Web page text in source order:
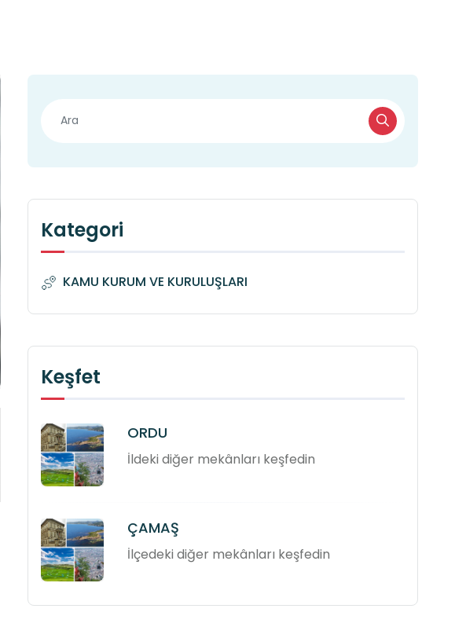
Kategori
KAMU KURUM VE KURULUŞLARI
Keşfet
ORDU
İldeki diğer mekânları keşfedin
ÇAMAŞ
İlçedeki diğer mekânları keşfedin